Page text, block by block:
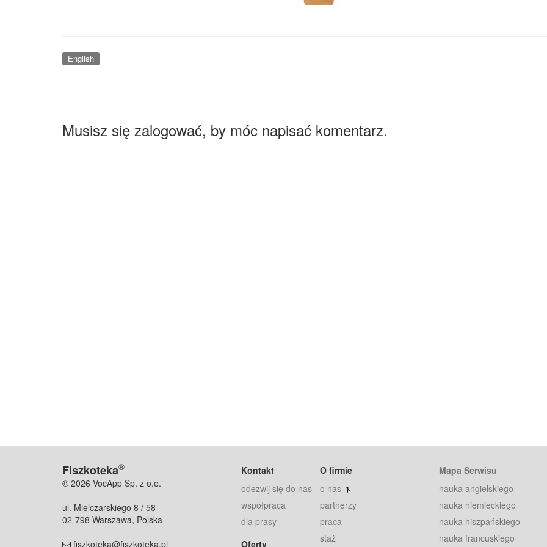
English
Musisz się zalogować, by móc napisać komentarz.
Fiszkoteka®
© 2026 VocApp Sp. z o.o.
ul. Mielczarskiego 8 / 58
02-798 Warszawa, Polska
fiszkoteka@fiszkoteka.pl
Kontakt
odezwij się do nas
współpraca
dla prasy
Oferty
O firmie
o nas
partnerzy
praca
staż
Mapa Serwisu
nauka angielskiego
nauka niemieckiego
nauka hiszpańskiego
nauka francuskiego